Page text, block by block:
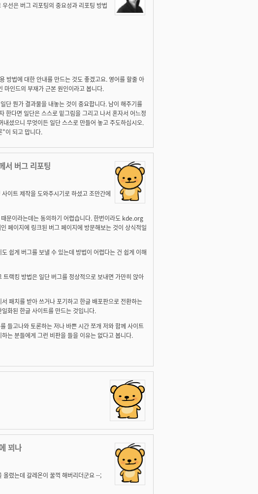
선은 버그 리포팅의 중요성과 리포팅 방법
법에 대한 안내를 만드는 것도 좋겠고요. 영어를 할줄 아
마인드의 부재가 근본 원인이라고 봅니다.
단 뭔가 결과물을 내놓는 것이 중요합니다. 남이 해주기를
한다면 일단은 스스로 밑그림을 그리고 나서 혼자서 어느정
셨으니 무엇이든 일단 스스로 만들어 놓고 주도하십시오.
"이 되고 맙니다.
서 버그 리포팅
이트 제작을 도와주시기로 하셨고 조만간에
문이라는데는 동의하기 어렵습니다. 한번이라도 kde.org
페이지에 링크된 버그 페이지에 방문해보는 것이 상식적일
쉽게 버그를 보낼 수 있는데 방법이 어렵다는 건 쉽게 이해
랙킹 방법은 일단 버그를 정상적으로 보내면 가만히 앉아
패치를 받아 쓰거나 포기하고 한글 배포판으로 전환하는
화된 한글 사이트를 만드는 것입니다.
들고나와 토론하는 저나 바쁜 시간 쪼개 저와 함께 사이트
는 분들에게 그런 비판을 들을 이유는 없다고 봅니다.
꾀나
올렸는데 갈레온이 꿀꺽 해버리더군요 --;